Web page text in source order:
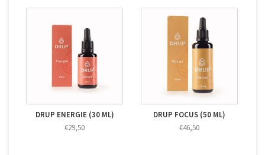
DRUP ENERGIE (30 ML)
€29,50
DRUP FOCUS (50 ML)
€46,50